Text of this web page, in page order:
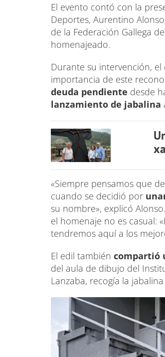
El evento contó con la
Deportes, Aurentino
de la Federación Gallega
homenajeado.
Durante su intervención,
importancia de este
deuda pendiente desde
lanzamiento de jabalina
«Siempre pensamos que
cuando se decidió por
su nombre», explicó
el homenaje no es casual:
tendremos aquí a los
El edil también compartió
del aula de dibujo del
Lanzaba, recogía la